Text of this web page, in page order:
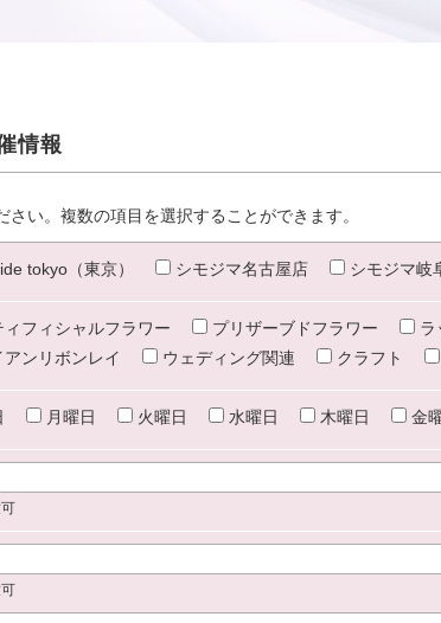
情報
い。複数の項目を選択することができます。
tokyo（東京） シモジマ名古屋店 シモジマ岐
ィフィシャルフラワー プリザーブドフラワー ラ
アンリボンレイ
ウェディング関連 クラフト
月曜日 火曜日 水曜日 木曜日 金